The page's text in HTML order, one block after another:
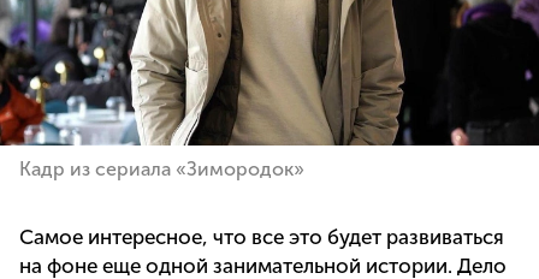
Кадр из сериала «Зимородок»
Самое интересное, что все это будет развиваться
на фоне еще одной занимательной истории. Дело